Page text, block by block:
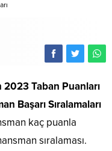
2023 Taban Puanları
Başarı Sıralamaları
kaç puanla
sıralaması.